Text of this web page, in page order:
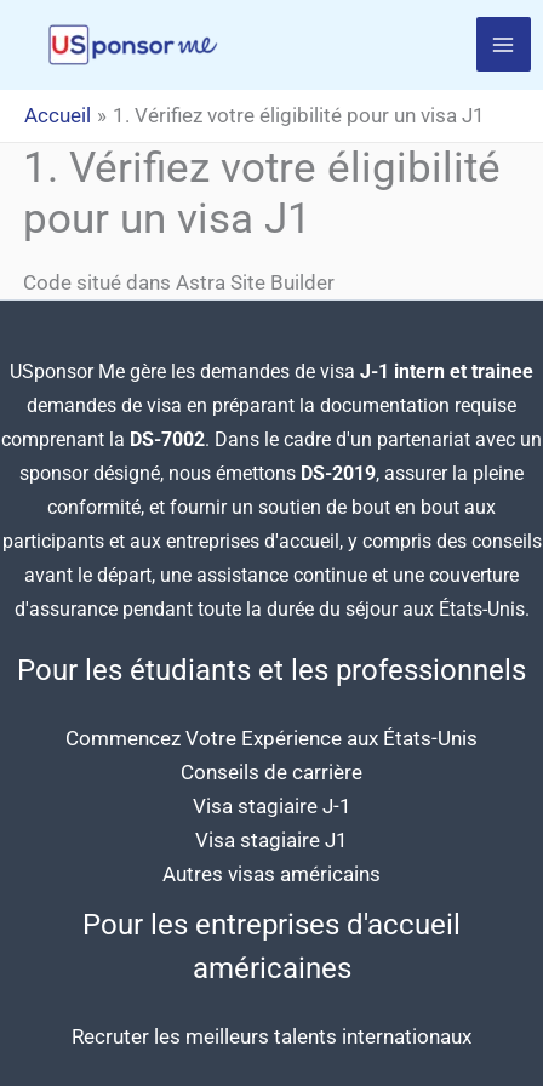
contenu
Accueil
1. Vérifiez votre éligibilité pour un visa J1
1. Vérifiez votre éligibilité
pour un visa J1
Code situé dans Astra Site Builder
USponsor Me gère les demandes de visa J-1 intern et trainee
demandes de visa en préparant la documentation requise
comprenant la DS-7002. Dans le cadre d'un partenariat avec un
sponsor désigné, nous émettons DS-2019, assurer la pleine
conformité, et fournir un soutien de bout en bout aux
participants et aux entreprises d'accueil, y compris des conseils
avant le départ, une assistance continue et une couverture
d'assurance pendant toute la durée du séjour aux États-Unis.
Pour les étudiants et les professionnels
Commencez Votre Expérience aux États-Unis
Conseils de carrière
Visa stagiaire J-1
Visa stagiaire J1
Autres visas américains
Pour les entreprises d'accueil
américaines
Recruter les meilleurs talents internationaux